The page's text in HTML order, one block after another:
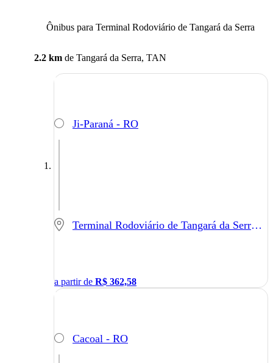
Ônibus para Terminal Rodoviário de Tangará da Serra
2.2 km de Tangará da Serra, TAN
Ji-Paraná - RO
Terminal Rodoviário de Tangará da Serra - Tangará da Serra - MT
a partir de R$ 362,58
Cacoal - RO